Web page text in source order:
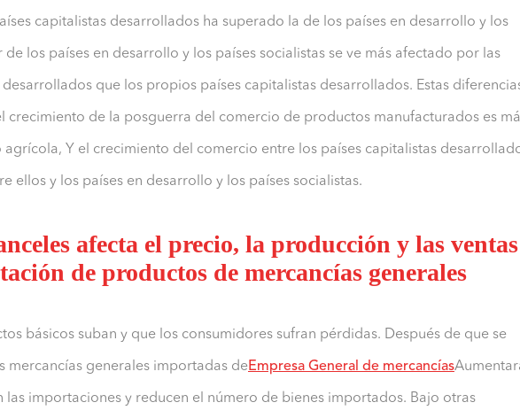
capitalistas desarrollados ha superado la de los países en desarrollo y los
los países en desarrollo y los países socialistas se ve más afectado por las
que los propios países capitalistas desarrollados. Estas
crecimiento de la posguerra del comercio de productos manufacturados es
Y el crecimiento del comercio entre los países capitalistas
ellos y los países en desarrollo y los países socialistas.
afecta el precio, la producción y las ventas
de productos de mercancías generales
básicos suban y que los consumidores sufran pérdidas. Después de que se
mercancías generales importadas deEmpresa General de mercancías
las importaciones y reducen el número de bienes importados. Bajo otras